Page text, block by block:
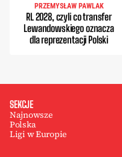
PRZEMYSŁAW PAWLAK
RL 2028, czyli co transfer
Lewandowskiego oznacza
dla reprezentacji Polski
SEKCJE
Najnowsze
Polska
Ligi w Europie